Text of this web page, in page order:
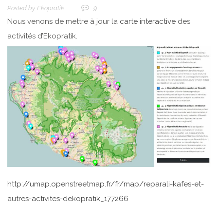
Posted by Ekopratik 9
Nous venons de mettre à jour la carte interactive des
activités d’Ekopratik.
http://umap.openstreetmap.fr/fr/map/reparali-kafes-et-
autres-activites-dekopratik_177266